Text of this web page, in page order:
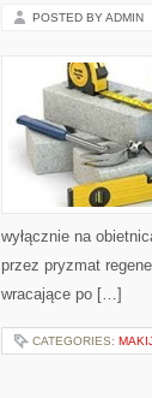
POSTED BY ADMIN
wyłącznie na
przez pryzmat
wracające po […]
CATEGORIES: